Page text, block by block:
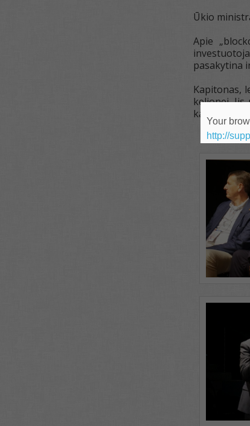
Ūkio
Apie
pasakytina
Kapitonas,
kelionei.
kainą, „iš
Your
http://